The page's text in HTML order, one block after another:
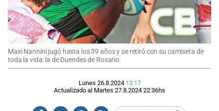
Maxi Nannini jugó hasta los 39 años y se retiró con su camiseta de
toda la vida: la de Duendes de Rosario.
Lunes 26.8.2024 13:17
Actualizado al Martes 27.8.2024 22:36hs